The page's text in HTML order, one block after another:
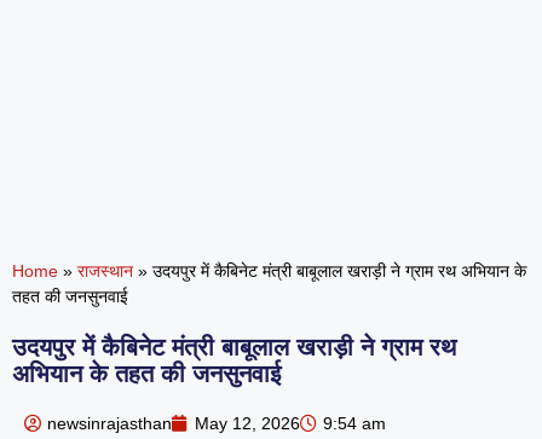
Home » राजस्थान » उदयपुर में कैबिनेट मंत्री बाबूलाल खराड़ी ने ग्राम रथ अभियान के
तहत की जनसुनवाई
उदयपुर में कैबिनेट मंत्री बाबूलाल खराड़ी ने ग्राम रथ
अभियान के तहत की जनसुनवाई
newsinrajasthan May 12, 2026 9:54 am